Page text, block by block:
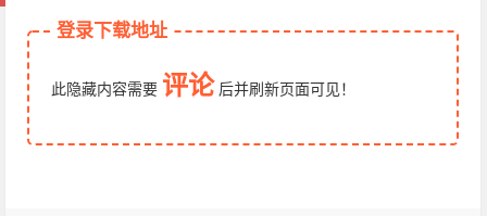
登录下载地址
此隐藏内容需要 评论 后并刷新页面可见！